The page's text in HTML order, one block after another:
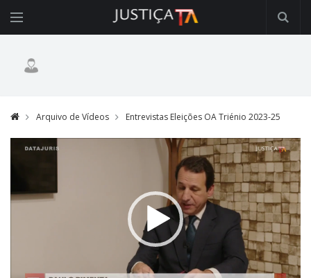
Arquivo de Vídeos Entrevistas Eleições OA Triénio 2023-25
Video